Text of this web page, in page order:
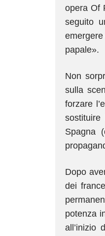
opera Of
seguito
papale».
Non
sulla
forzare
Spagna
Dopo
dei
potenza
all’inizio